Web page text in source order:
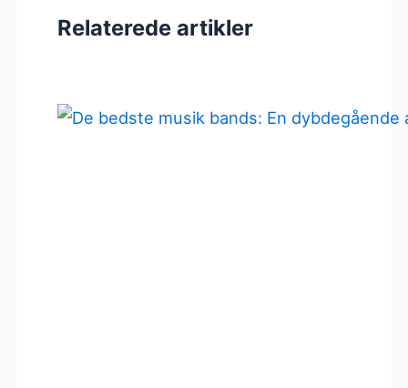
Relaterede artikler